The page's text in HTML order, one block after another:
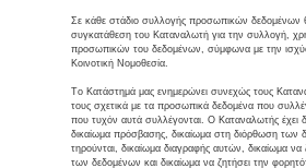
Σε κάθε στάδιο συλλογής προσωπικών δεδομένων
συγκατάθεση του Καταναλωτή για την συλλογή,
προσωπικών του δεδομένων, σύμφωνα με την
Κοινοτική Νομοθεσία.
Το Κατάστημά μας ενημερώνει συνεχώς τους
τους σχετικά με τα προσωπικά δεδομένα που
που τυχόν αυτά συλλέγονται. Ο Καταναλωτής έχει
δικαίωμα πρόσβασης, δικαίωμα στη διόρθωση των
τηρούνται, δικαίωμα διαγραφής αυτών, δικαίωμα να
των δεδομένων και δικαίωμα να ζητήσει την